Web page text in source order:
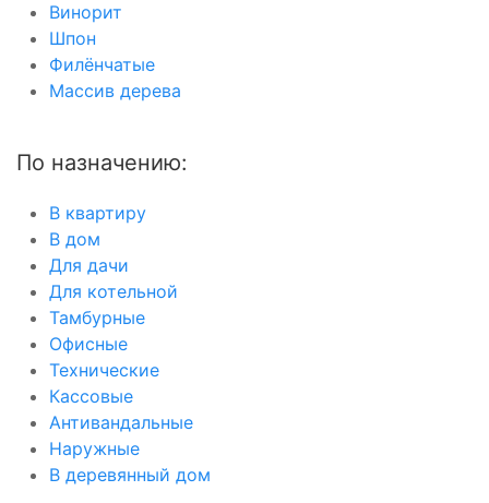
Винорит
Шпон
Филёнчатые
Массив дерева
По назначению:
В квартиру
В дом
Для дачи
Для котельной
Тамбурные
Офисные
Технические
Кассовые
Антивандальные
Наружные
В деревянный дом